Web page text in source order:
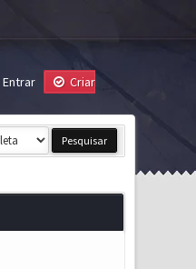
Entrar
Criar